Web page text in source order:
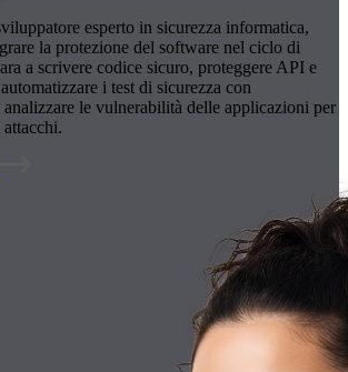
esperto in sicurezza informatica,
la protezione del software nel ciclo di
a scrivere codice sicuro, proteggere API e
i test di sicurezza con
analizzare le vulnerabilità delle applicazioni per